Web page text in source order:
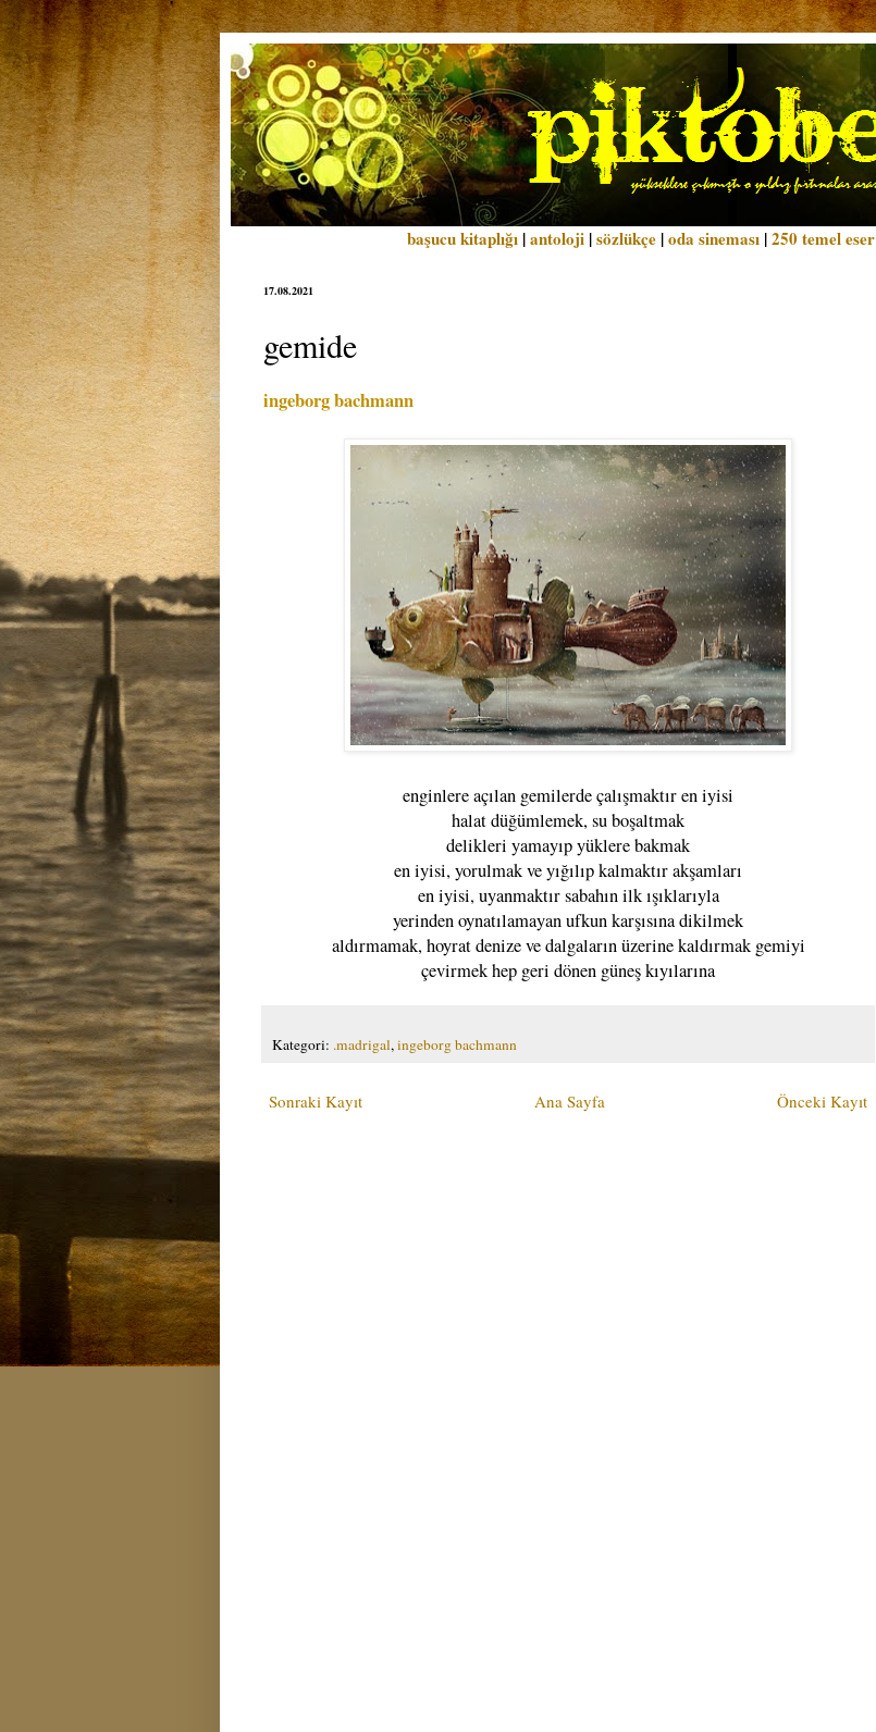
başucu kitaplığı |antoloji |sözlükçe |oda sineması |250 temel eser
17.08.2021
gemide
ingeborg bachmann
enginlere açılan gemilerde çalışmaktır en iyisi
halat düğümlemek, su boşaltmak
delikleri yamayıp yüklere bakmak
en iyisi, yorulmak ve yığılıp kalmaktır akşamları
en iyisi, uyanmaktır sabahın ilk ışıklarıyla
yerinden oynatılamayan ufkun karşısına dikilmek
aldırmamak, hoyrat denize ve dalgaların üzerine kaldırmak gemiyi
çevirmek hep geri dönen güneş kıyılarına
Kategori: .madrigal,ingeborg bachmann
Sonraki Kayıt Önceki Kayıt
Ana Sayfa